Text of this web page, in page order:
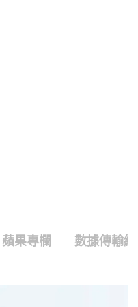
蘋果專欄 數據傳輸線